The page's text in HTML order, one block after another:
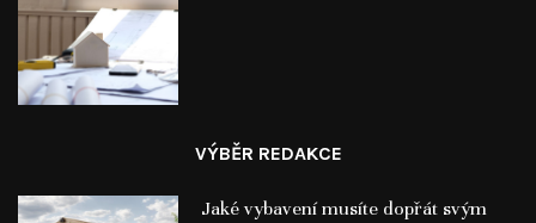
VÝBĚR REDAKCE
Jaké vybavení musíte dopřát svým